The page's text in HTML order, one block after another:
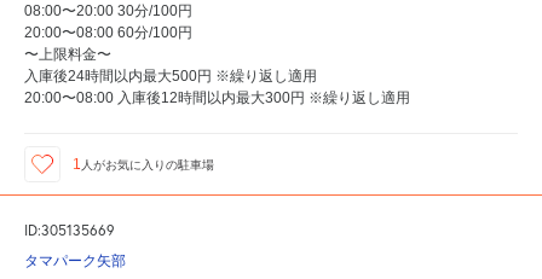
08:00〜20:00 30分/100円
20:00〜08:00 60分/100円
〜上限料金〜
入庫後24時間以内最大500円 ※繰り返し適用
20:00〜08:00 入庫後12時間以内最大300円 ※繰り返し適用
1 人がお気に入りの駐車場
ID:305135669
タマパーク矢部